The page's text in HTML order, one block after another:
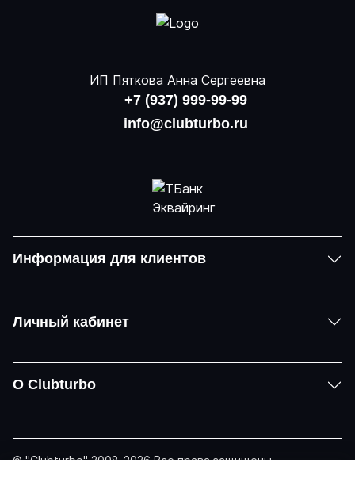
ИП Пяткова Анна Сергеевна
+7 (937) 999-99-99
info@clubturbo.ru
Информация для клиентов
Личный кабинет
О Clubturbo
© "Clubturbo" 2008-2026 Все права защищены